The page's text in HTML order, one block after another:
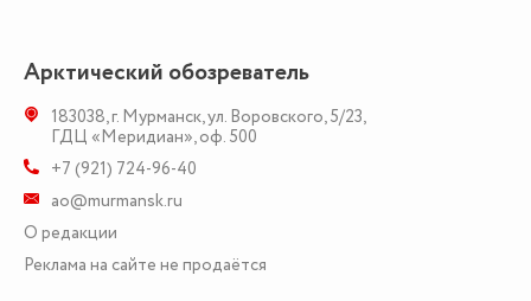
Арктический обозреватель
183038,г. Мурманск,ул. Воровского, 5/23,
ГДЦ «Меридиан», оф. 500
+7 (921) 724-96-40
ao@murmansk.ru
О редакции
Реклама на сайте не продаётся